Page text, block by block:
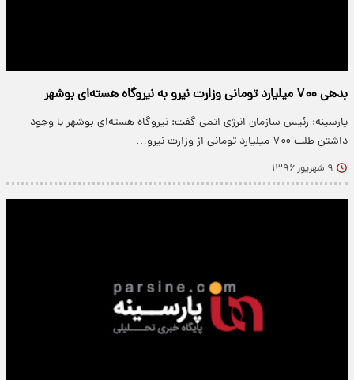
بدهی ۷۰۰ میلیارد تومانی وزارت نیرو به نیروگاه هسته‌ای بوشهر
پارسینه: رئیس سازمان انرژی اتمی گفت: نیروگاه هسته‌ای بوشهر با وجود
داشتن طلب ۷۰۰ میلیارد تومانی از وزارت نیرو…
۹ شهریور ۱۳۹۶